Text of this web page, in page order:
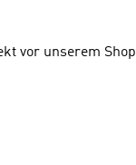
vor unserem